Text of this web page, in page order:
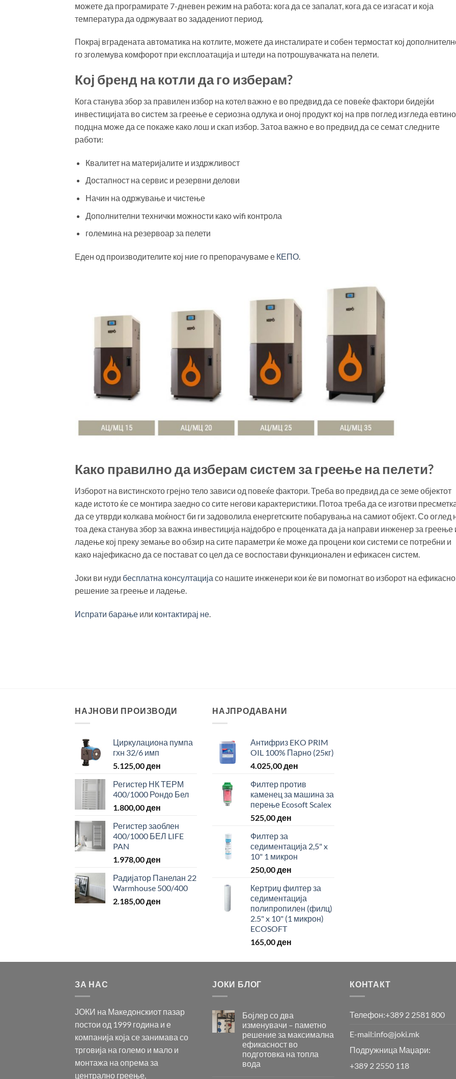
можете да програмирате 7-дневен режим на работа: кога да се запалат, кога да се изгасат и која
температура да одржуваат во зададениот период.
Покрај вградената автоматика на котлите, можете да инсталирате и собен термостат кој
го зголемува комфорот при експлоатација и штеди на потрошувачката на пелети.
Кој бренд на котли да го изберам?
Кога станува збор за правилен избор на котел важно е во предвид да се повеќе фактори бидејќи
инвестицијата во систем за греење е сериозна одлука и оној продукт кој на прв поглед изгледа евтино
подцна може да се покаже како лош и скап избор. Затоа важно е во предвид да се семат следните
работи:
Квалитет на материјалите и издржливост
Достапност на сервис и резервни делови
Начин на одржување и чистење
Дополнителни технички можности како wifi контрола
големина на резервоар за пелети
Еден од производителите кој ние го препорачуваме е КЕПО.
Како правилно да изберам систем за греење на пелети?
Изборот на вистинското грејно тело зависи од повеќе фактори. Треба во предвид да се земе објектот
каде истото ќе се монтира заедно со сите негови карактеристики. Потоа треба да се изготви
да се утврди колкава моќност би ги задоволила енергетските побарувања на самиот објект. Со оглед
тоа дека станува збор за важна инвестиција најдобро е проценката да ја направи инженер за греење
ладење кој преку земање во обзир на сите параметри ќе може да процени кои системи се потребни и
како најефикасно да се постават со цел да се воспостави функционален и ефикасен систем.
Јоки ви нуди бесплатна консултација со нашите инженери кои ќе ви помогнат во изборот на ефикасно
решение за греење и ладење.
Испрати барање или контактирај не
НАЈНОВИ ПРОИЗВОДИ
Циркулациона пумпа
гхн 32/6 имп
5.125,00ден
Регистер НК ТЕРМ
400/1000 Рондо Бел
1.800,00ден
Регистер заоблен
400/1000 БЕЛ LIFE
PAN
1.978,00ден
Радијатор Панелан 22
Warmhouse 500/400
2.185,00ден
НАЈПРОДАВАНИ
Антифриз EKO PRIM
OIL 100% Парно (25кг)
4.025,00ден
Филтер против
каменец за машина за
перење Ecosoft Scalex
525,00ден
Филтер за
седиментација 2,5" x
10" 1 микрон
250,00ден
Кертриџ филтер за
седиментација
полипропилен (филц)
2.5" x 10" (1 микрон)
ECOSOFT
165,00ден
ЗА НАС
ЈОКИ на Македонскиот пазар
постои од 1999 година и е
компанија која се занимава со
трговија на големо и мало и
монтажа на опрема за
централно греење,
ЈОКИ БЛОГ
Бојлер со два
изменувачи – паметно
решение за максимална
ефикасност во
подготовка на топла
вода
КОНТАКТ
Телефон:+389 2 2581 800
E-mail:info@joki.mk
Подружница Маџари:
+389 2 2550 118